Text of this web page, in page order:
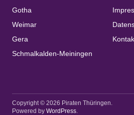
Gotha
Weimar
Gera
Schmalkalden-Meiningen
Copyright © 2026 Piraten Thüringen
Powered by WordPress